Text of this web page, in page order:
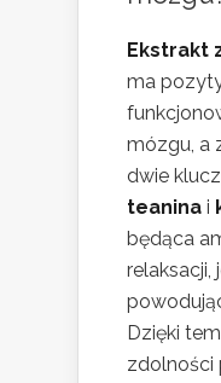
Ekstrakt
ma
mózgu, a
dwie
teanina i
będąca
relaksacji,
Dzięki
zdolności